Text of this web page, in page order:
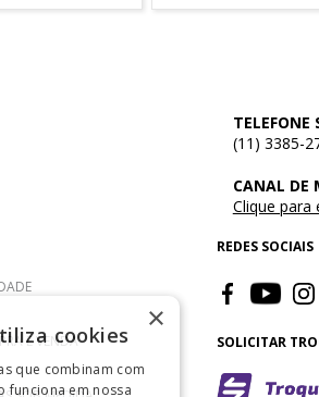
E VENDA
TELEFONE
(11) 3385-
CANAL DE
Clique para
REDES SOCIAIS
SOLICITAR
×
cookies
que combinam com
funciona em nossa